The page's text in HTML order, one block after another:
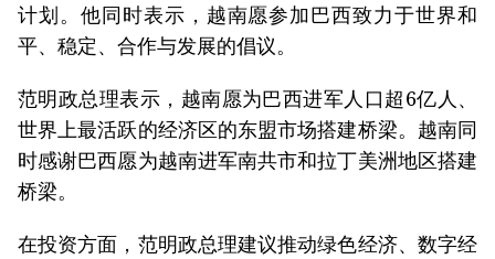
计划。他同时表示，越南愿参加巴西致力于世界和
平、稳定、合作与发展的倡议。
范明政总理表示，越南愿为巴西进军人口超6亿人、
世界上最活跃的经济区的东盟市场搭建桥梁。越南同
时感谢巴西愿为越南进军南共市和拉丁美洲地区搭建
桥梁。
在投资方面，范明政总理建议推动绿色经济、数字经